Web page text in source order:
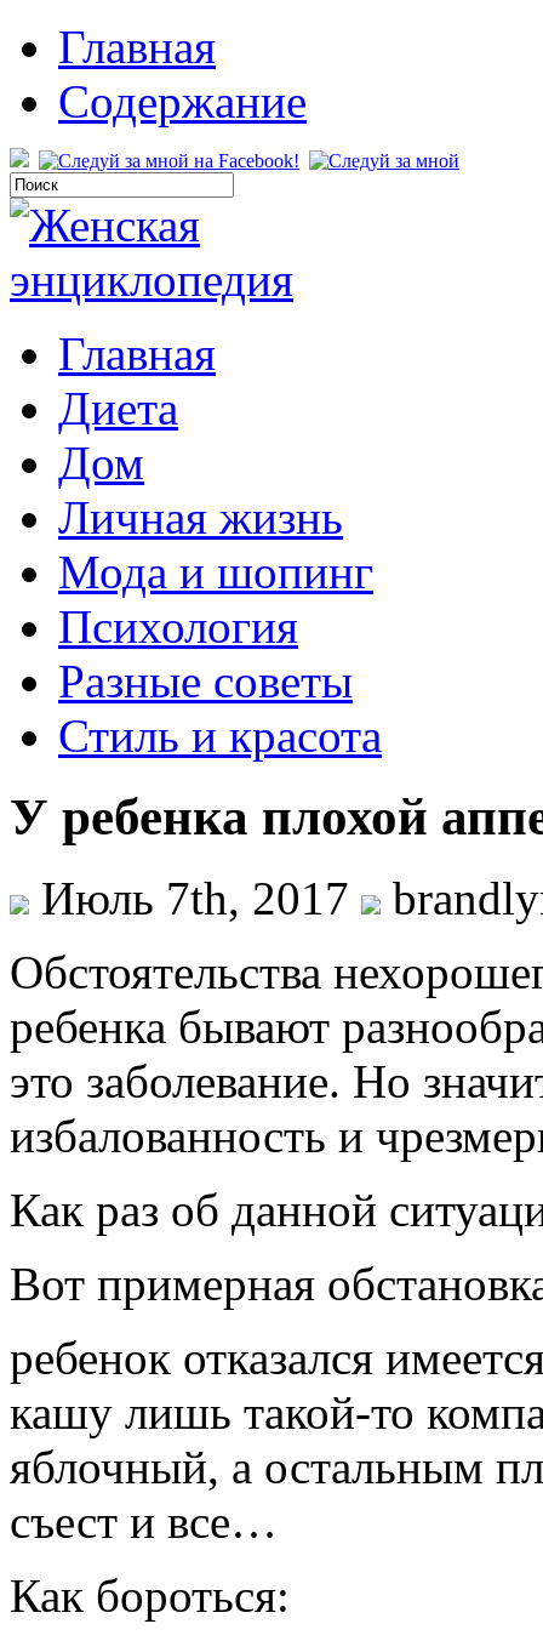
Главная
Содержание
Главная
Диета
Дом
Личная жизнь
Мода и шопинг
Психология
Разные советы
Стиль и красота
У ребенка плохой
Июль 7th, 2017
Обстоятельства
ребенка бывают
это заболевание. Но
избалованность и
Как раз об данной
Вот примерная
ребенок отказался
кашу лишь такой-то
яблочный, а остальным
съест и все…
Как бороться: